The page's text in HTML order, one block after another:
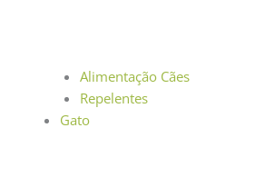
Alimentação Cães
Repelentes
Gato